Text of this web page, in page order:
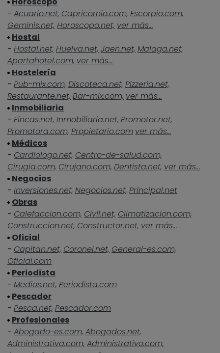
- Acuario.net, Capricornio.com, Escorpio.com,
Geminis.net, Horoscopo.net, ver más...
Hostal
- Hostal.net, Huelva.net, Jaen.net, Malaga.net,
Apartahotel.com, ver más...
Hostelería
- Pub-mix.com, Discoteca.net, Pizzeria.net,
Restaurante.net, Bar-mix.com, ver más...
Inmobiliaria
- Fincas.net, Inmobiliaria.net, Promotor.net,
Promotora.com, Propietario.com ver más...
Médicos
- Cardiologo.net, Centro-de-salud.com,
Cirugia.com, Cirujano.com, Dentista.net, ver más...
Negocios
- Inversiones.net, Negocios.net, Principal.net
Obras
- Calefaccion.com, Civil.net, Climatizacion.com,
Construccion.net, Constructor.net, ver más...
Oficial
- Capitan.net, Coronel.net, General-es.com,
Oficial.com
Periodista
- Medios.net, Periodista.com
Pescador
- Pesca.net, Pescador.com
Profesionales
- Abogado-es.com, Abogados.net,
Administrativa.com, Administrativo.com,